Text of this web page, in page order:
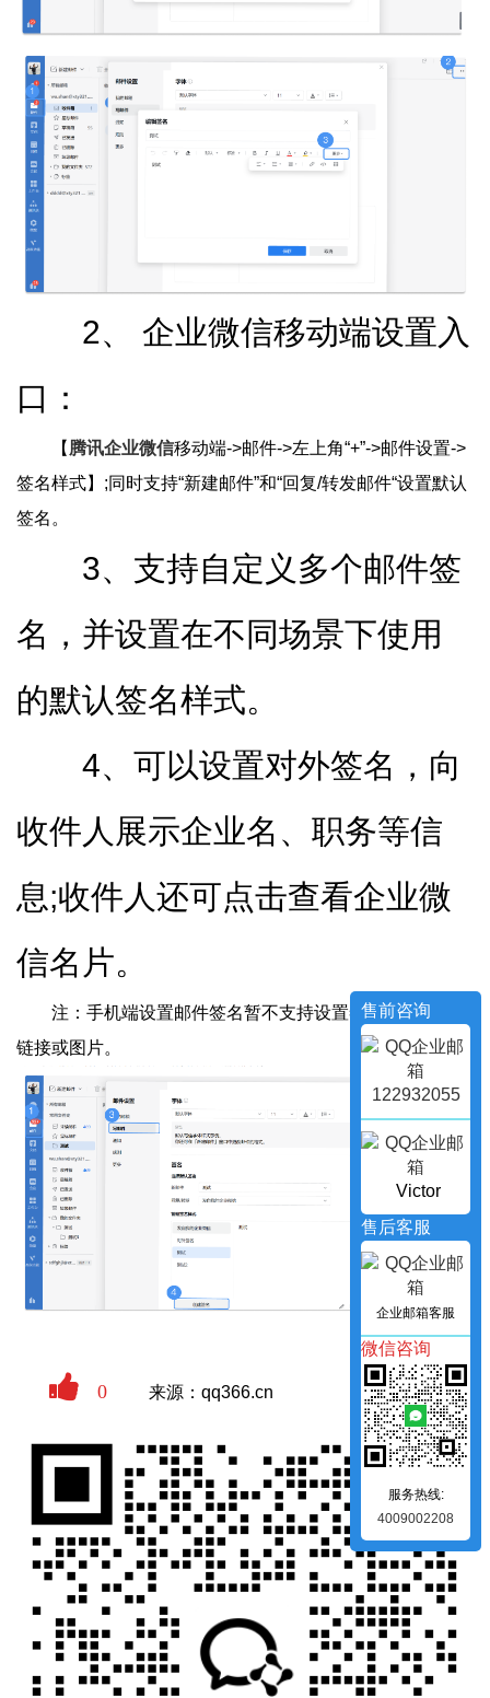
2、 企业微信移动端设置入
口：
【 腾讯企业微信移动端->邮件->左上角“+”->邮件设置->
签名样式】;同时支持“新建邮件”和“回复/转发邮件“设置默认
签名。
3、支持自定义多个邮件签
名，并设置在不同场景下使用
的默认签名样式。
4、可以设置对外签名，向
收件人展示企业名、职务等信
息;收件人还可点击查看企业微
信名片。
注：手机端设置邮件签名暂不支持设置签名字体、插入
链接或图片。
0 来源：qq366.cn
售前咨询
122932055
Victor
售后客服
企业邮箱客服
微信咨询
服务热线:
4009002208